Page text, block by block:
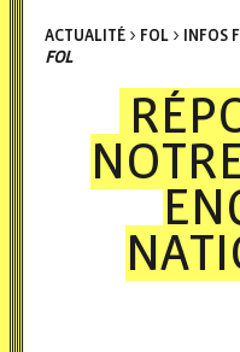
ACTUALITÉ > FOL > INFOS
FOL